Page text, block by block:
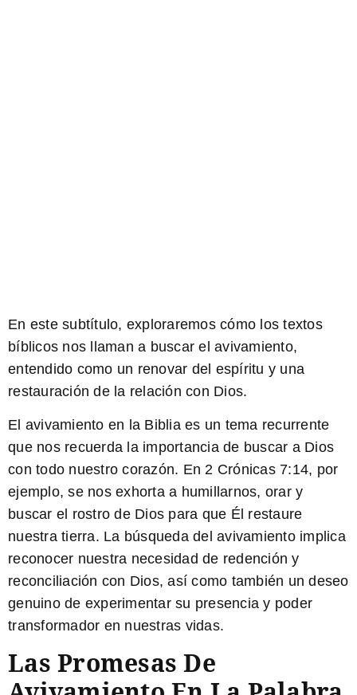
En este subtítulo, exploraremos cómo los textos
bíblicos nos llaman a buscar el avivamiento,
entendido como un renovar del espíritu y una
restauración de la relación con Dios.
El avivamiento en la Biblia es un tema recurrente
que nos recuerda la importancia de buscar a Dios
con todo nuestro corazón. En 2 Crónicas 7:14, por
ejemplo, se nos exhorta a humillarnos, orar y
buscar el rostro de Dios para que Él restaure
nuestra tierra. La búsqueda del avivamiento implica
reconocer nuestra necesidad de redención y
reconciliación con Dios, así como también un deseo
genuino de experimentar su presencia y poder
transformador en nuestras vidas.
Las Promesas De